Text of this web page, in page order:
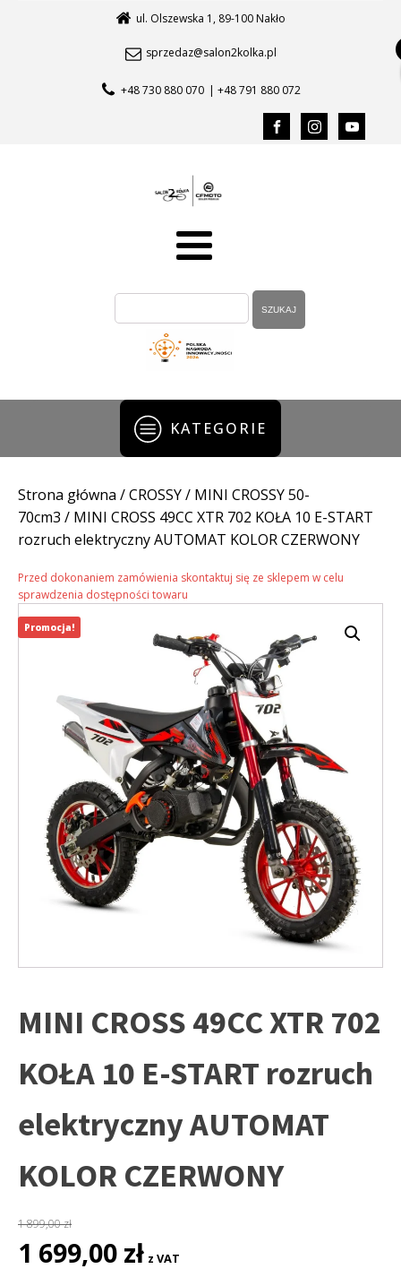
ul. Olszewska 1, 89-100 Nakło
sprzedaz@salon2kolka.pl
+48 730 880 070 | +48 791 880 072
KATEGORIE
Strona główna /CROSSY/ MINI CROSSY 50-
70cm3 / MINI CROSS 49CC XTR 702 KOŁA 10 E-START
rozruch elektryczny AUTOMAT KOLOR CZERWONY
Przed dokonaniem zamówienia skontaktuj się ze sklepem w celu
sprawdzenia dostępności towaru
MINI CROSS 49CC XTR 702
KOŁA 10 E-START rozruch
elektryczny AUTOMAT
KOLOR CZERWONY
1 899,00zł
Pierwotna
cena
1 699,00 zł cena
z VAT
Promocja!